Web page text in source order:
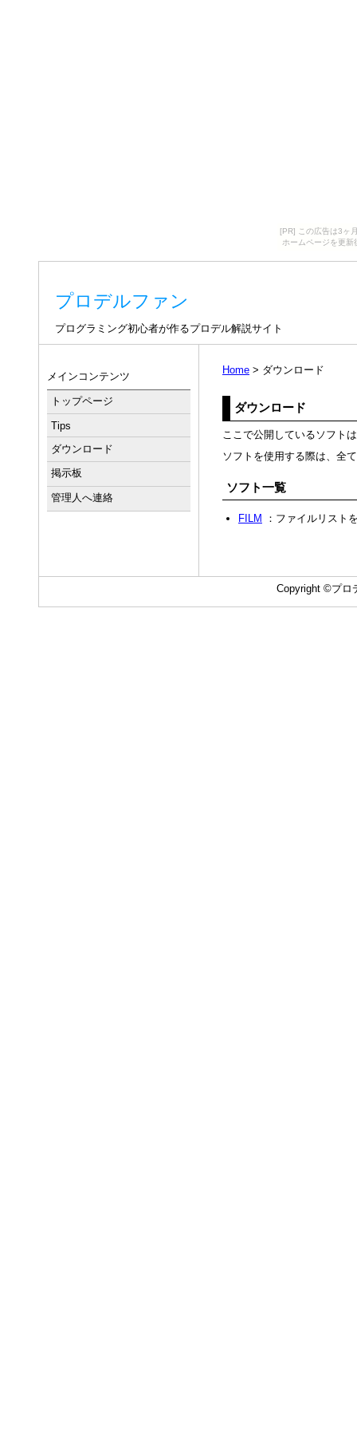
[PR] この広告は3ヶ
ホームページを更
プロデルファン
プログラミング初心者が作るプロデル解説サイト
Home > ダウンロード
ダウンロード
ここで公開しているソフト
ソフトを使用する際は、全
ソフト一覧
FILM ：ファイルリスト
メインコンテンツ
トップページ
Tips
ダウンロード
掲示板
管理人へ連絡
Copyright ©プロ